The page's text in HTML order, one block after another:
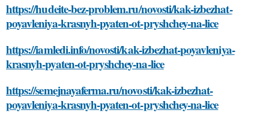
https://hudeite-bez-problem.ru/novosti/kak-izbezhat-
poyavleniya-krasnyh-pyaten-ot-pryshchey-na-lice
https://iamledi.info/novosti/kak-izbezhat-poyavleniya-
krasnyh-pyaten-ot-pryshchey-na-lice
https://semejnayaferma.ru/novosti/kak-izbezhat-
poyavleniya-krasnyh-pyaten-ot-pryshchey-na-lice